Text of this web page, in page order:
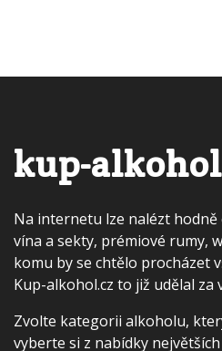
kup-alkohol
Na internetu lze nalézt
vína a sekty, prémiové rumy,
komu by se chtělo procházet
Kup-alkohol.cz to již udělal za
Zvolte kategorii alkoholu,
vyberte si z nabídky